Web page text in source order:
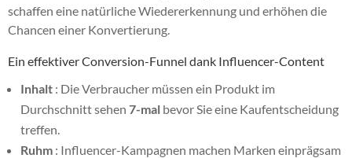
schaffen eine natürliche Wiedererkennung und erhöhen die
Chancen einer Konvertierung.
Ein effektiver Conversion-Funnel dank Influencer-Content
Inhalt : Die Verbraucher müssen ein Produkt im
Durchschnitt sehen 7-mal bevor Sie eine Kaufentscheidung
treffen.
Ruhm : Influencer-Kampagnen machen Marken einprägsam